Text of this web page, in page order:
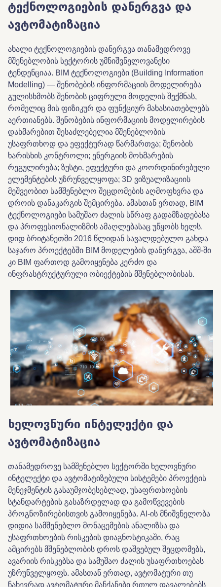
ტექნოლოგიების დანერგვა და
ავტომატიზაცია
ახალი ტექნოლოგიების დანერგვა თანამედროვე
მშენებლობის სექტორის უმნიშვნელოვანესი
ტენდენციაა. BIM ტექნოლოგიები (Building Information
Modelling) — შენობების ინფორმაციის მოდელირება
გულისხმობს შენობის ციფრული მოდელის შექმნას,
რომელიც მის ფიზიკურ და ფუნქციურ მახასიათებლებს
აერთიანებს. შენობების ინფორმაციის მოდელირების
დახმარებით შესაძლებელია მშენებლობის
უსაფრთხოდ და ეფექტურად წარმართვა; შენობის
ხარისხის კონტროლი; ენერგიის მოხმარების
რეგულირება; ზუსტი, ეფექტური და კოორდინირებული
ელემენტების უზრუნველყოფა; 3D ვიზუალიზაციის
მეშვეობით სამშენებლო შეცდომების აღმოფხვრა და
დროის დანაკარგის შემცირება. ამასთან ერთად, BIM
ტექნოლოგიები სამუშაო ძალის სწრაფ გადამზადებასა
და პროფესიონალიზმის ამაღლებასაც უწყობს ხელს.
დიდ ბრიტანეთში 2016 წლიდან სავალდებულო გახდა
საჯარო პროექტებში BIM მოდელების დანერგვა, აშშ-ში
კი BIM ფართოდ გამოიყენება კერძო და
ინფრასტრუქტურული ობიექტების მშენებლობისას.
ხელოვნური ინტელექტი და
ავტომატიზაცია
თანამედროვე სამშენებლო სექტორში ხელოვნური
ინტელექტი და ავტომატიზებული სისტემები პროექტის
მენეჯმენტის გასაუმჯობესებლად, უსაფრთხოების
სტანდარტების გასაზრდელად და გამოწვევების
პროგნოზირებისთვის გამოიყენება. AI-ის მნიშვნელობა
დიდია სამშენებლო მონაცემების ანალიზსა და
უსაფრთხოების რისკების დიაგნოსტიკაში, რაც
ამცირებს მშენებლობის დროს დაშვებულ შეცდომებს,
ავარიის რისკებსა და სამუშაო ძალის უსაფრთხოებას
უზრუნველყოფს. ამასთან ერთად, ავტომატური თუ
ნახევრად ავტომატური მანქანები რთულ დავალებებს